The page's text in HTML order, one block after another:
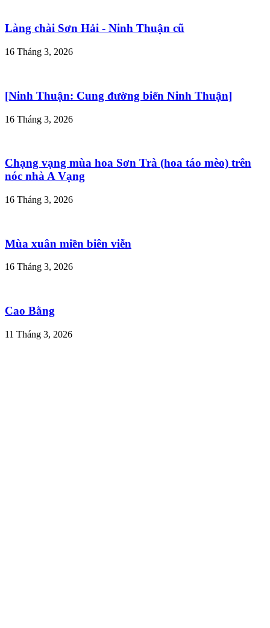
Làng chài Sơn Hải - Ninh Thuận cũ
16 Tháng 3, 2026
[Ninh Thuận: Cung đường biển Ninh Thuận]
16 Tháng 3, 2026
Chạng vạng mùa hoa Sơn Trà (hoa táo mèo) trên
nóc nhà A Vạng
16 Tháng 3, 2026
Mùa xuân miền biên viễn
16 Tháng 3, 2026
Cao Bằng
11 Tháng 3, 2026